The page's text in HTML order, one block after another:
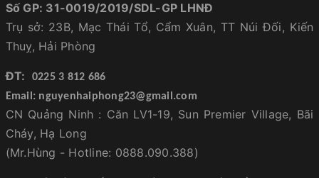
Số GP: 31-0019/2019/SDL-GP LHNĐ
Trụ sở: 23B, Mạc Thái Tổ, Cẩm Xuân, TT Núi Đối, Kiến
Thuỵ, Hải Phòng
ĐT:
0225 3 812 686
Email: nguyenhaiphong23@gmail.com
CN Quảng Ninh : Căn LV1-19, Sun Premier Village, Bãi
Cháy, Hạ Long
(Mr.Hùng - Hotline: 0888.090.388)